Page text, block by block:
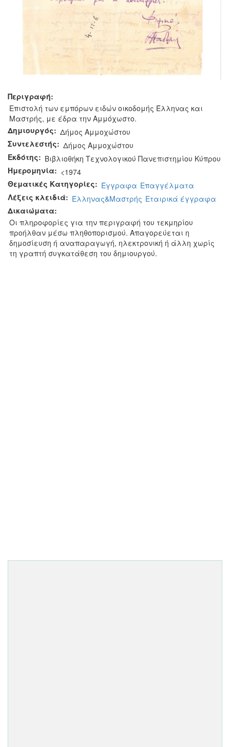
Περιγραφή:
Επιστολή των εμπόρων ειδών οικοδομής Έλληνας και
Μαστρής, με έδρα την Αμμόχωστο.
Δημιουργός: Δήμος Αμμοχώστου
Συντελεστής: Δήμος Αμμοχώστου
Εκδότης: Βιβλιοθήκη Τεχνολογικού Πανεπιστημίου Κύπρου
Ημερομηνία: <1974
Θεματικές Κατηγορίες: Έγγραφα Επαγγέλματα
Λέξεις κλειδιά: Έλληνας&Μαστρής Εταιρικά έγγραφα
Δικαιώματα:
Οι πληροφορίες για την περιγραφή του τεκμηρίου
προήλθαν μέσω πληθοπορισμού. Απαγορεύεται η
δημοσίευση ή αναπαραγωγή, ηλεκτρονική ή άλλη χωρίς
τη γραπτή συγκατάθεση του δημιουργού.